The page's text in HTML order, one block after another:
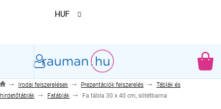
HUF
Irodai felszerelések Prezentációk felszerelés
Táblák és
hirdetőtáblák
Fatáblák Fa tábla 30 x 40 cm, sötétbarna